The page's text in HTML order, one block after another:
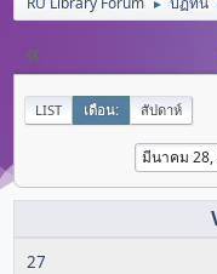
►
«
LIST เดือน: สัปดาห์
27